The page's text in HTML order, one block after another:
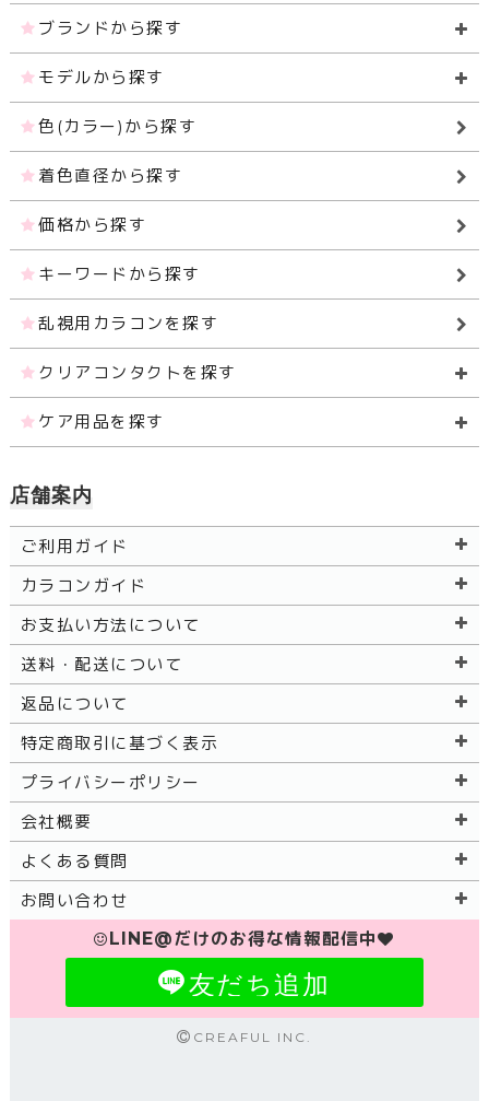
ブランドから探す
モデルから探す
色(カラー)から探す
着色直径から探す
価格から探す
キーワードから探す
乱視用カラコンを探す
クリアコンタクトを探す
ケア用品を探す
店舗案内
ご利用ガイド
カラコンガイド
お支払い方法について
送料・配送について
返品について
特定商取引に基づく表示
プライバシーポリシー
会社概要
よくある質問
お問い合わせ
LINE@だけのお得な情報配信中
友だち追加
CREAFUL INC.